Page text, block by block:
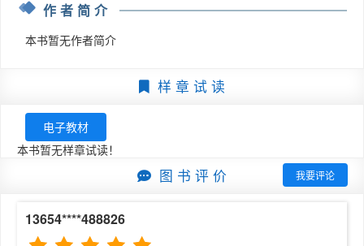
3.8  隐藏	81
3.9  模型交错	82
4.3  旋转工具	93
4.4  缩放工具	101
4.5  推拉工具	104
4.6  路径跟随工具	107
4.8  卷尺工具	114
4.9  量角器工具	119
作的优秀工具。
■再版升级
职业院校作为相关专业教材使用，且多次重印。针对Sketc
hUp软件的不断更新，以及各位读者和在校师生的一致肯定
和要求，本书在第1版的基础上进行升级改进。
    这次再版升级有以下特点：
（1）SketchUp 软件将从2014版升级为2016版。
解。
（3）修订了两章的经典案例，以供读者了解SketchUp软
作者简介
本书暂无作者简介
样 章 试 读
电子教材
本书暂无样章试读！
图 书 评 价 我要评论
13654****488826